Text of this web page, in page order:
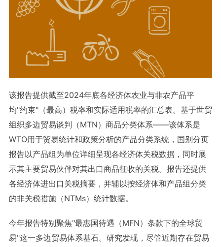
该报告提供截至2024年底各经济体农业与非农产品平
均"约束"（最高）税率和实际适用税率的汇总表。基于世贸
组织多边贸易谈判（MTN）商品分类体系——该体系是
WTO用于贸易统计和政策分析的产品分类系统，国别分页
报告以产品组为单位详细呈现各经济体关税数据，同时展
示其主要贸易伙伴对其出口商品征收的关税。报告还提供
各经济体进出口关税摘要，并辅以按经济体和产品组分类
的非关税措施（NTMs）统计数据。
今年报告特别聚焦"最惠国待遇（MFN）条款下的全球贸
易"这一多边贸易体系基石。研究发现，尽管近期存在贸易